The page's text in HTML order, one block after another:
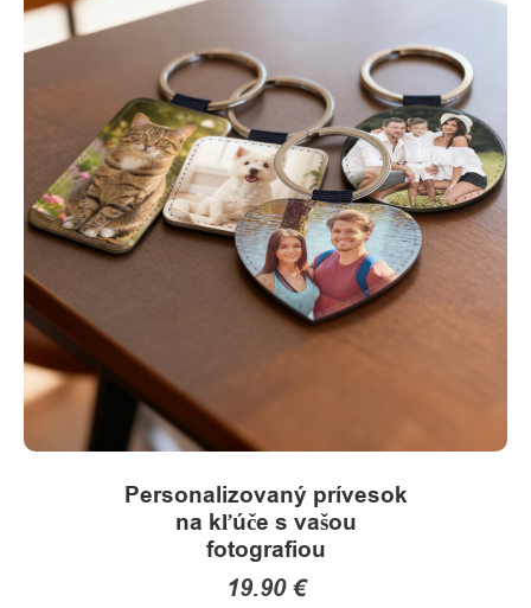
Personalizovaný prívesok
na kľúče s vašou
fotografiou
19.90€